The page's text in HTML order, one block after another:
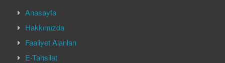
Anasayfa
Hakkımızda
Faaliyet Alanları
E-Tahsilat